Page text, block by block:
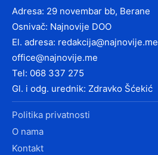
Adresa: 29 novembar bb, Berane
Osnivač: Najnovije DOO
El. adresa: redakcija@najnovije.me
office@najnovije.me
Tel: 068 337 275
Gl. i odg. urednik: Zdravko Šćekić
Politika privatnosti
O nama
Kontakt